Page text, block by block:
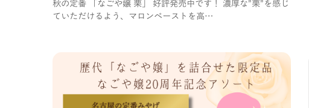
秋の定番 「なごや嬢 栗」 好評発売中です！ 濃厚な”栗”を感じ
ていただけるよう、マロンペーストを高…